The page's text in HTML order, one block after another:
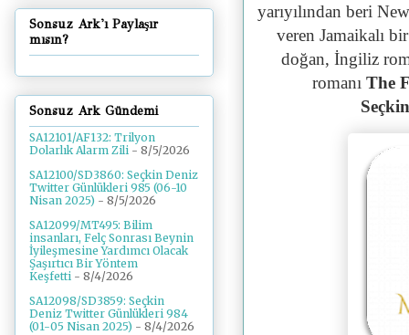
yarıyılından beri
verenJamaikalı
doğan,İngiliz
romanıThe
Sonsuz Ark'ı Paylaşır
mısın?
Sonsuz Ark Gündemi
SA12101/AF132: Trilyon
Dolarlık Alarm Zili - 8/5/2026
SA12100/SD3860: Seçkin Deniz
Twitter Günlükleri 985 (06-10
Nisan 2025) - 8/5/2026
SA12099/MT495: Bilim
insanları, Felç Sonrası Beynin
İyileşmesine Yardımcı Olacak
Şaşırtıcı Bir Yöntem
Keşfetti - 8/4/2026
SA12098/SD3859: Seçkin
Deniz Twitter Günlükleri 984
(01-05 Nisan 2025) - 8/4/2026